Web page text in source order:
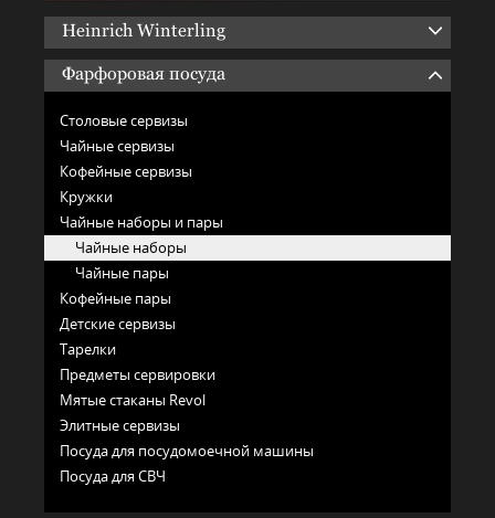
Heinrich Winterling
Фарфоровая посуда
Столовые сервизы
Чайные сервизы
Кофейные сервизы
Кружки
Чайные наборы и пары
Чайные наборы
Чайные пары
Кофейные пары
Детские сервизы
Тарелки
Предметы сервировки
Мятые стаканы Revol
Элитные сервизы
Посуда для посудомоечной машины
Посуда для СВЧ